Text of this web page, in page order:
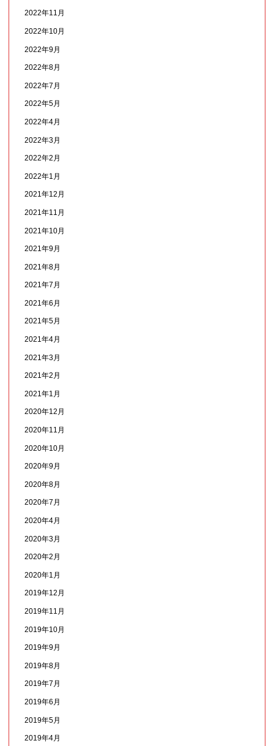
2022年11月
2022年10月
2022年9月
2022年8月
2022年7月
2022年5月
2022年4月
2022年3月
2022年2月
2022年1月
2021年12月
2021年11月
2021年10月
2021年9月
2021年8月
2021年7月
2021年6月
2021年5月
2021年4月
2021年3月
2021年2月
2021年1月
2020年12月
2020年11月
2020年10月
2020年9月
2020年8月
2020年7月
2020年4月
2020年3月
2020年2月
2020年1月
2019年12月
2019年11月
2019年10月
2019年9月
2019年8月
2019年7月
2019年6月
2019年5月
2019年4月